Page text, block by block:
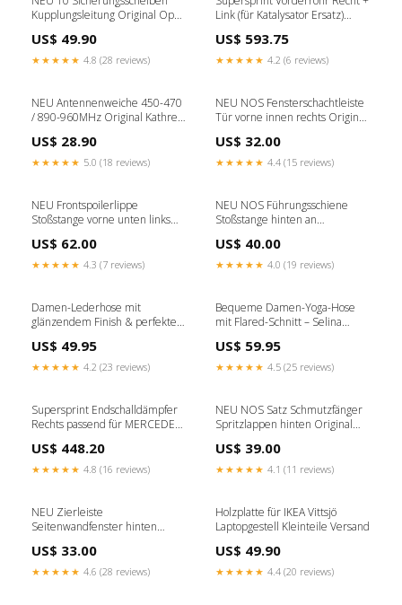
Kupplungsleitung Original Opel
IF_7A18E13C
US$ 49.90
★★★★★ 4.8 (28 reviews)
Link (für Katalysator Ersatz)
500 V8 4.7i Bi-Turbo (Berlina +
S.W.) (408 Hp) 2010 - 2014 Golf
US$ 593.75
★★★★★ 4.2 (6 reviews)
NEU Antennenweiche 450-470
/ 890-960MHz Original Kathrein
US$ 28.90
★★★★★ 5.0 (18 reviews)
NEU NOS Fensterschachtleiste
Tür vorne innen rechts Original
US$ 32.00
★★★★★ 4.4 (15 reviews)
NEU Frontspoilerlippe
Stoßstange vorne unten links
1174-4
US$ 62.00
★★★★★ 4.3 (7 reviews)
NEU NOS Führungsschiene
Stoßstange hinten an
Omega B 1256
US$ 40.00
★★★★★ 4.0 (19 reviews)
Damen-Lederhose mit
glänzendem Finish & perfekter
US$ 49.95
★★★★★ 4.2 (23 reviews)
Bequeme Damen-Yoga-Hose
mit Flared-Schnitt – Selina
US$ 59.95
★★★★★ 4.5 (25 reviews)
Supersprint Endschalldämpfer
Rechts passend für MERCEDES
(183 Hp) Facelift 2014 - A3 8P
US$ 448.20
★★★★★ 4.8 (16 reviews)
NEU NOS Satz Schmutzfänger
Spritzlappen hinten Original
20
US$ 39.00
★★★★★ 4.1 (11 reviews)
NEU Zierleiste
Seitenwandfenster hinten
Stufenheck 2705
US$ 33.00
★★★★★ 4.6 (28 reviews)
Holzplatte für IKEA Vittsjö
Laptopgestell Kleinteile Versand
US$ 49.90
★★★★★ 4.4 (20 reviews)